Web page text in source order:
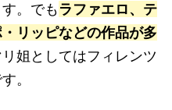
。でもラファエロ、テ
リッピなどの作品が多
姐としてはフィレンツ
。